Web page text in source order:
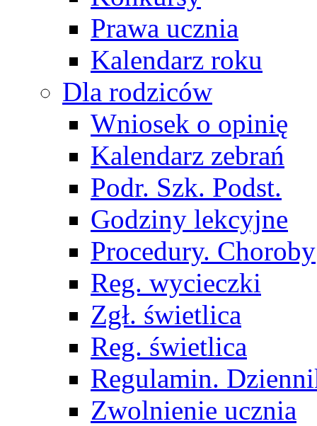
Prawa ucznia
Kalendarz roku
Dla rodziców
Wniosek o opinię
Kalendarz zebrań
Podr. Szk. Podst.
Godziny lekcyjne
Procedury. Choroby
Reg. wycieczki
Zgł. świetlica
Reg. świetlica
Regulamin.
Zwolnienie ucznia